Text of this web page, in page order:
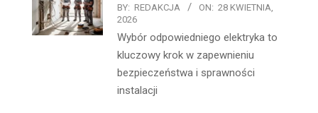
BY: REDAKCJA ON: 28 KWIETNIA,
2026
Wybór odpowiedniego elektryka to
kluczowy krok w zapewnieniu
bezpieczeństwa i sprawności
instalacji